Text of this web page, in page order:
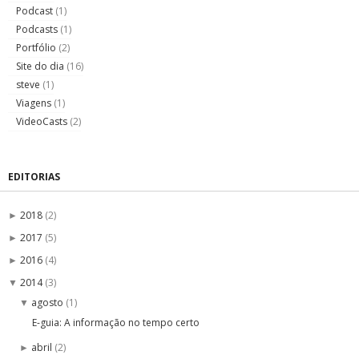
Podcast (1)
Podcasts (1)
Portfólio (2)
Site do dia (16)
steve (1)
Viagens (1)
VideoCasts (2)
EDITORIAS
► 2018 (2)
► 2017 (5)
► 2016 (4)
▼ 2014(3)
▼ agosto (1)
E-guia: A informação no tempo certo
► abril (2)